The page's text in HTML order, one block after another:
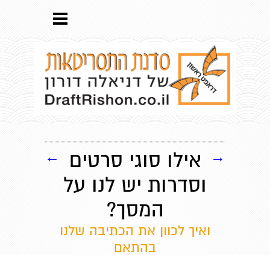
אילו סוגי סרטים
וסדרות יש לנו על
המסך?
ואיך לכוון את הכתיבה שלנו
בהתאם
← →